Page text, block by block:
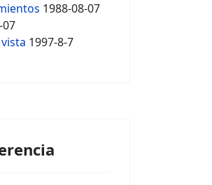
1988-08-07
07
1997-8-7